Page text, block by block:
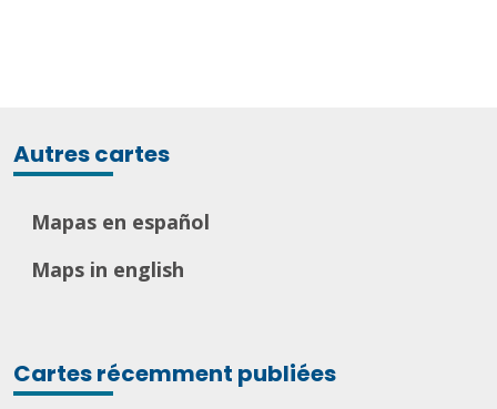
Autres cartes
Mapas en español
Maps in english
Cartes récemment publiées